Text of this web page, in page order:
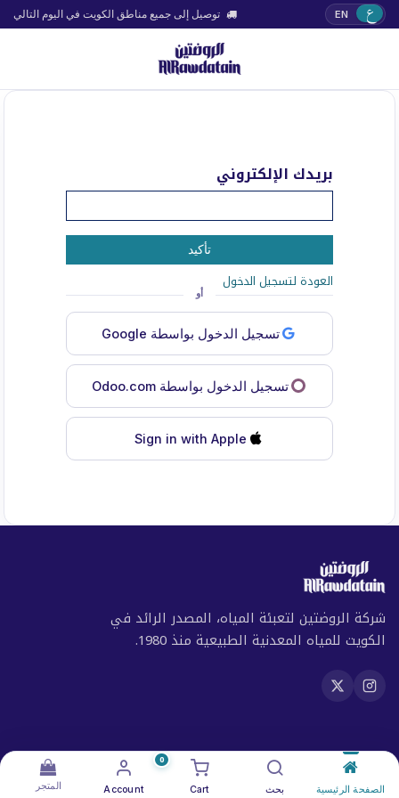
الصفحة الرئيسية بحث
0
Cart
Account المتجر
توصيل إلى جميع مناطق الكويت في اليوم التالي ع EN
بريدك الإلكتروني
تأكيد
العودة لتسجيل الدخول
تسجيل الدخول بواسطة Google
تسجيل الدخول بواسطة Odoo.com
Sign in with Apple
شركة الروضتين لتعبئة المياه، المصدر الرائد في
الكويت للمياه المعدنية الطبيعية منذ 1980.
المتجر